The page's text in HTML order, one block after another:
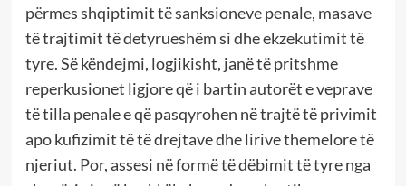
përmes shqiptimit të sanksioneve penale, masave
të trajtimit të detyrueshëm si dhe ekzekutimit të
tyre. Së këndejmi, logjikisht, janë të pritshme
reperkusionet ligjore që i bartin autorët e veprave
të tilla penale e që pasqyrohen në trajtë të privimit
apo kufizimit të të drejtave dhe lirive themelore të
njeriut. Por, assesi në formë të dëbimit të tyre nga